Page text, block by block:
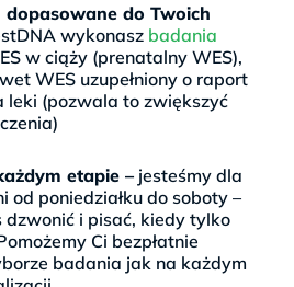
dopasowane do Twoich
wykonasz badania
w ciąży (prenatalny WES),
WES uzupełniony o raport
leki (pozwala to zwiększyć
etapie – jesteśmy dla
od poniedziałku do soboty –
dzwonić i pisać, kiedy tylko
Ci bezpłatnie
badania jak na każdym